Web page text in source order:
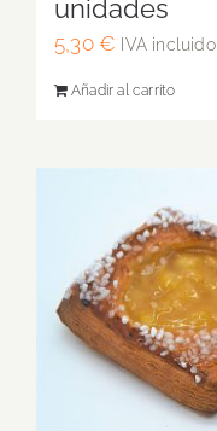
unidades
5,30 € IVA incluido
Añadir al carrito